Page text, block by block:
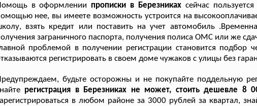
в оформлении прописки в Березникахсейчас
нее, вы имеете возможность устроится на
взять кредит или поставить на учет автомобиль
заграничного паспорта, получения полиса ОМС или же
проблемой в получении регистрации становится подбор
регистрировать в своем доме чужаков с улицы без
будьте осторожны и не покупайте поддельную
регистрация в Березниках не может, стоить дешевле 8
в любом районе за 3000 рублей за квартал,